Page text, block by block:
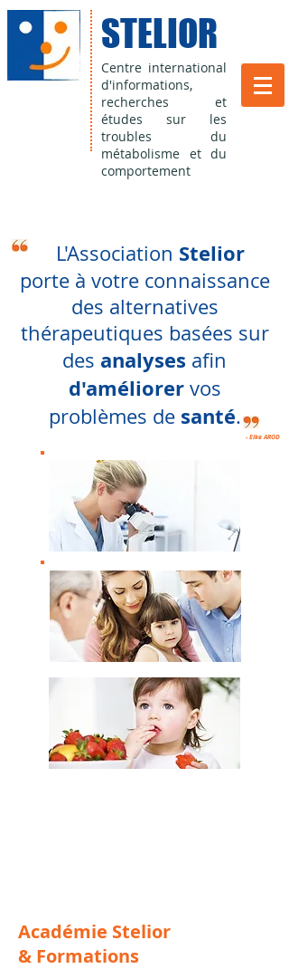
Centre international
d'informations,
recherches et
études sur les
troubles du
métabolisme et du
comportement
STELIOR
L'Association Stelior
porte à votre connaissance
des alternatives
thérapeutiques basées sur
des analyses afin
d'améliorervos
problèmes de santé.
- Elke AROD
Académie Stelior
& Formations